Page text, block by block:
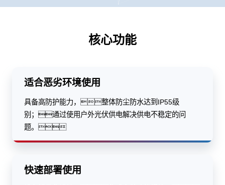
核心功能
适合恶劣环境使用
具备高防护能力，整体防尘防水达到IP55级
别；通过使用户外光伏供电解决供电不稳定的问
题。
快速部署使用